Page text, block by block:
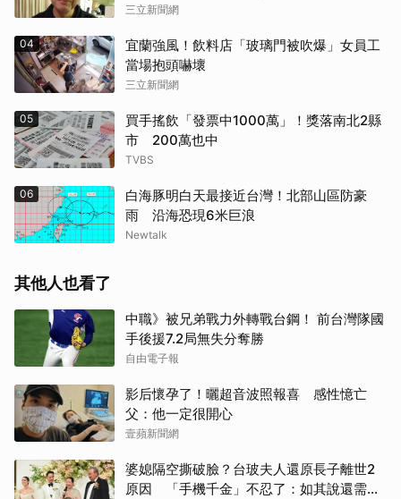
三立新聞網
04
宜蘭強風！飲料店「玻璃門被吹爆」女員工
當場抱頭嚇壞
三立新聞網
05
買手搖飲「發票中1000萬」！獎落南北2縣
市 200萬也中
TVBS
06
白海豚明白天最接近台灣！北部山區防豪
雨 沿海恐現6米巨浪
Newtalk
其他人也看了
中職》被兄弟戰力外轉戰台鋼！ 前台灣隊國
手後援7.2局無失分奪勝
自由電子報
影后懷孕了！曬超音波照報喜 感性憶亡
父：他一定很開心
壹蘋新聞網
婆媳隔空撕破臉？台玻夫人還原長子離世2
原因 「手機千金」不忍了：如其說還需要